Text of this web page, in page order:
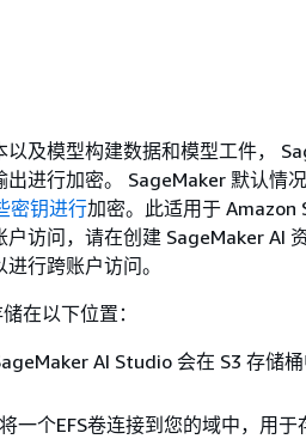
及模型构建数据和模型工件，
进行加密。 SageMaker 默认情
密钥进行加密。此适用于 Amazon
访问，请在创建 SageMaker AI
行跨账户访问。
在以下位置：
AI Studio 会在 S3 存储
个EFS卷连接到您的域中，用于